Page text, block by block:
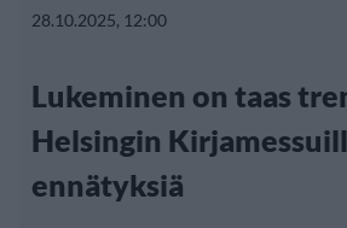
28.10.2025, 12:00
Lukeminen on taas
Helsingin
ennätyksiä